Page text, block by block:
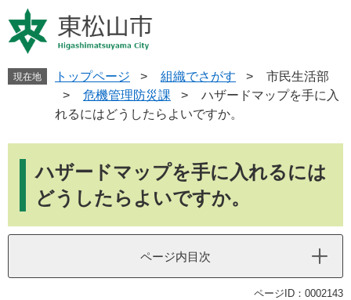
ー
ジ
ニ
ュ
現在地 トップページ > 組織でさがす >
市民生活部
>
危機管理防災課 >
ハザードマップを手に入
れるにはどうしたらよいですか。
ハザードマップを手に入れるには
どうしたらよいですか。
ページ内目次
ページID：0002143